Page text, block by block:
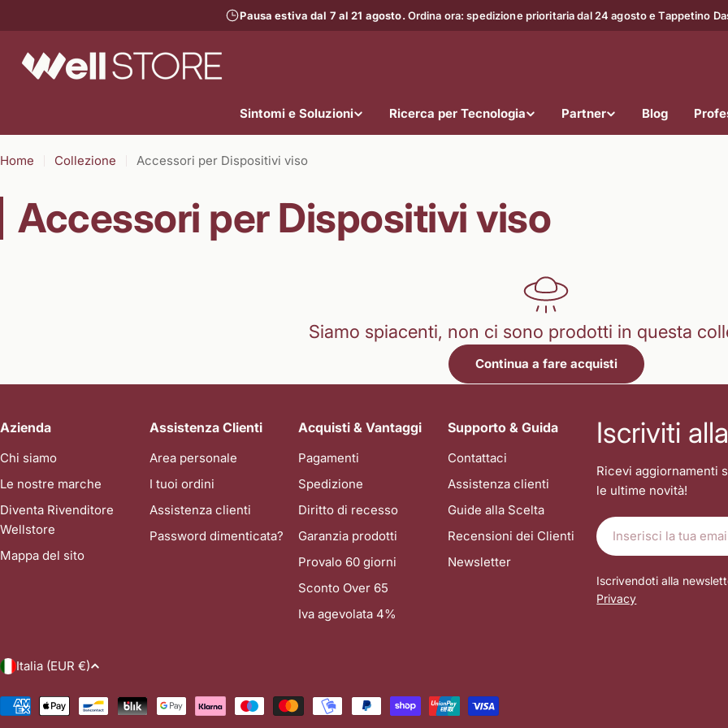
al
Pausa estiva dal 7 al 21 agosto.Ordina ora: spedizione prioritaria dal 24 agosto e Tappetino
Sintomi e Soluzioni Ricerca per Tecnologia Partner Blog
Home Collezione Accessori per Dispositivi viso
Accessori per Dispositivi viso
Siamo spiacenti, non ci sono prodotti in questa
Continua a fare acquisti
Azienda
Chi siamo
Le nostre marche
Diventa Rivenditore
Wellstore
Mappa del sito
Assistenza Clienti
Area personale
I tuoi ordini
Assistenza clienti
Password dimenticata?
Acquisti & Vantaggi
Pagamenti
Spedizione
Diritto di recesso
Garanzia prodotti
Provalo 60 giorni
Sconto Over 65
Iva agevolata 4%
Supporto & Guida
Contattaci
Assistenza clienti
Guide alla Scelta
Recensioni dei Clienti
Newsletter
Iscriviti
Ricevi aggiornamenti
le ultime novità!
E-
mail
Iscrivendoti alla
Privacy
P
a
Italia (EUR €)
Metodi